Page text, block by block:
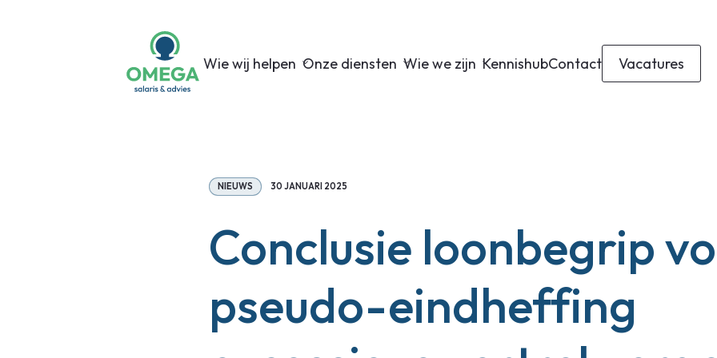
Wie wij helpen Onze diensten Wie we zijn KennishubContact Vacatures
NIEUWS 30 JANUARI 2025
Conclusie loonbegrip
pseudo-eindheffing